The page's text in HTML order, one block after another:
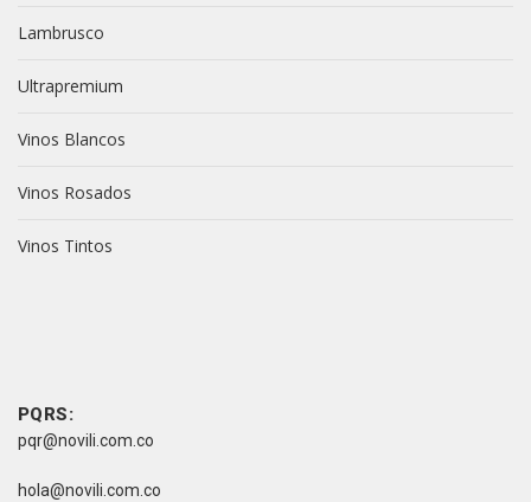
Lambrusco
Ultrapremium
Vinos Blancos
Vinos Rosados
Vinos Tintos
PQRS:
pqr@novili.com.co
hola@novili.com.co